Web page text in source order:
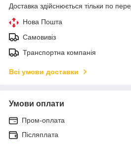
Доставка здійснюється тільки по
Нова Пошта
Самовивіз
Транспортна компанія
Всі умови доставки
Умови оплати
Пром-оплата
Післяплата